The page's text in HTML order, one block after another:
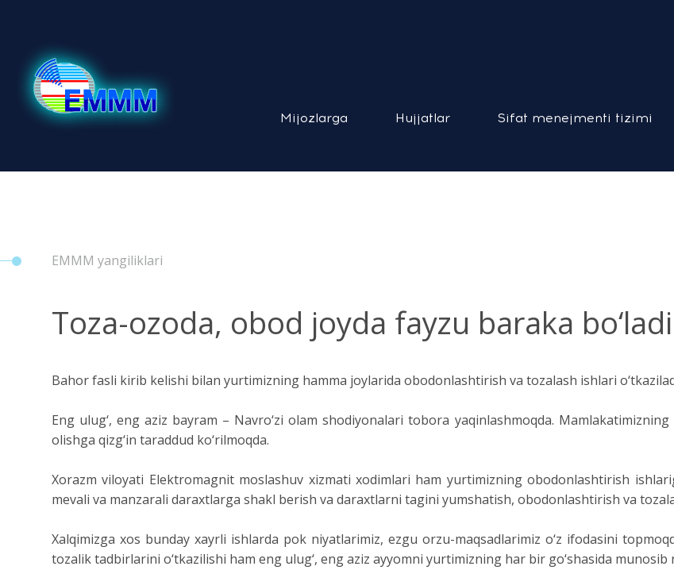
Mijozlarga Hujjatlar Sifat menejmenti tizimi
EMMM yangiliklari
Toza-ozoda, obod joyda fayzu baraka bo‘ladi
Bahor fasli kirib kelishi bilan yurtimizning hamma joylarida obodonlashtirish va tozalash ishlari
Eng ulug‘, eng aziz bayram – Navro‘zi olam shodiyonalari tobora yaqinlashmoqda.
olishga qizg‘in taraddud ko‘rilmoqda.
Xorazm viloyati Elektromagnit moslashuv xizmati xodimlari ham yurtimizning obodonlashtirish
mevali va manzarali daraxtlarga shakl berish va daraxtlarni tagini yumshatish, obodonlashtirish va
Xalqimizga xos bunday xayrli ishlarda pok niyatlarimiz, ezgu orzu-maqsadlarimiz o‘z ifodasini
tozalik tadbirlarini o‘tkazilishi ham eng ulug‘, eng aziz ayyomni yurtimizning har bir go‘shasida